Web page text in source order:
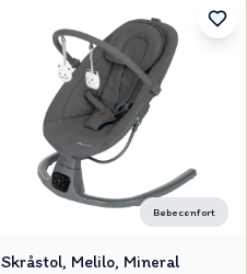
Bebeconfort
Skråstol, Melilo, Mineral